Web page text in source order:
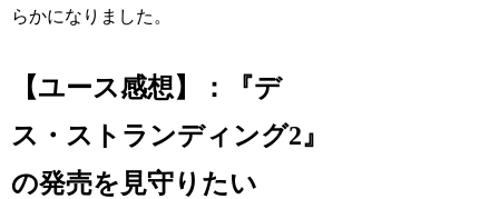
らかになりました。
【ユース感想】：『デ
ス・ストランディング2』
の発売を見守りたい